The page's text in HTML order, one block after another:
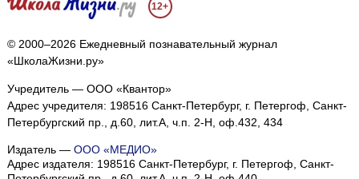
12+
© 2000–2026 Ежедневный познавательный журнал
«ШколаЖизни.ру»
Учредитель — ООО «Квантор»
Адрес учредителя: 198516 Санкт-Петербург, г. Петергоф, Санкт-
Петербургский пр., д.60, лит.А, ч.п. 2-Н, оф.432, 434
Издатель — ООО «МЕДИО»
Адрес издателя: 198516 Санкт-Петербург, г. Петергоф, Санкт-